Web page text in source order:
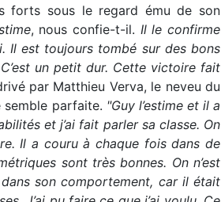
forts sous le regard ému de son
, nous confie-t-il. Il le confirme
Il est toujours tombé sur des bons
un petit dur. Cette victoire fait
par Matthieu Verva, le neveu du
semble parfaite. "Guy l’estime et il a
et j’ai fait parler sa classe. On
Il a couru à chaque fois dans de
sont très bonnes. On n’est
son comportement, car il était